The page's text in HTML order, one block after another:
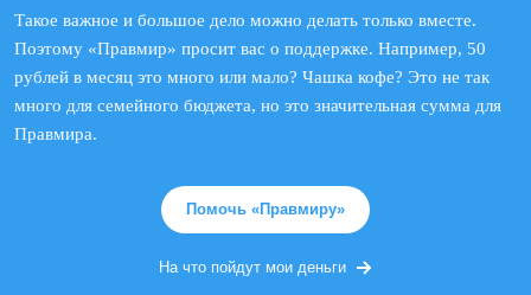
Такое важное и большое дело можно делать только вместе.
Поэтому «Правмир» просит вас о поддержке. Например, 50
рублей в месяц это много или мало? Чашка кофе? Это не так
много для семейного бюджета, но это значительная сумма для
Правмира.
Помочь «Правмиру»
На что пойдут мои деньги